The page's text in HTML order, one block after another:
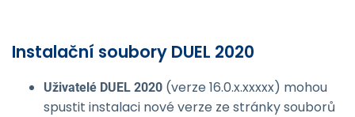
Instalační soubory DUEL 2020
Uživatelé DUEL 2020 (verze 16.0.x.xxxxx) mohou
spustit instalaci nové verze ze stránky souborů